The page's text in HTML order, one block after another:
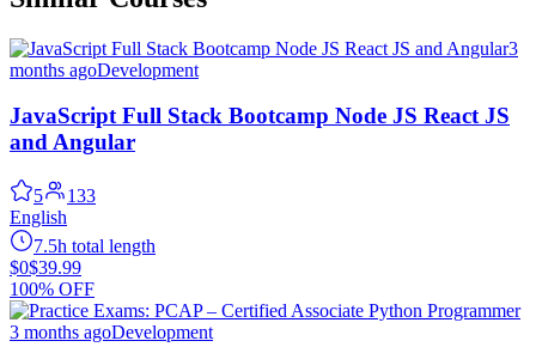
3
months agoDevelopment
JavaScript Full Stack Bootcamp Node JS React JS
and Angular
5
133
English
7.5h total length
$0$39.99
100% OFF
3 months agoDevelopment